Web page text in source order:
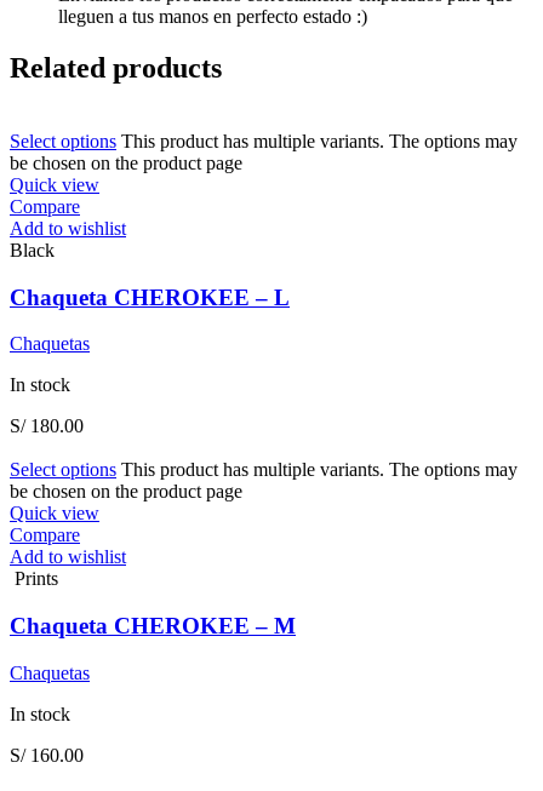
lleguen a tus manos en perfecto estado :)
Related products
Select options This product has multiple variants. The options may
be chosen on the product page
Quick view
Compare
Add to wishlist
Black
Chaqueta CHEROKEE – L
Chaquetas
In stock
S/180.00
Select options This product has multiple variants. The options may
be chosen on the product page
Quick view
Compare
Add to wishlist
Prints
Chaqueta CHEROKEE – M
Chaquetas
In stock
S/160.00